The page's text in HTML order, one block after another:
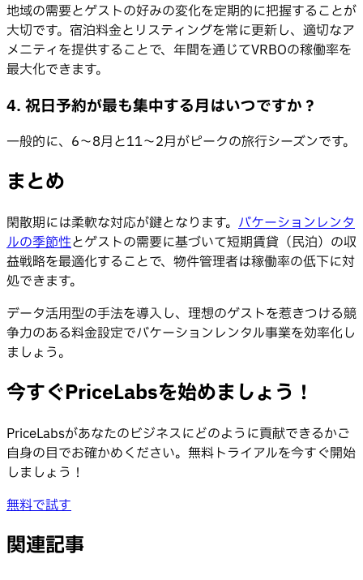
地域の需要とゲストの好みの変化を定期的に把握することが
大切です。宿泊料金とリスティングを常に更新し、適切なア
メニティを提供することで、年間を通じてVRBOの稼働率を
最大化できます。
4. 祝日予約が最も集中する月はいつですか？
一般的に、6〜8月と11〜2月がピークの旅行シーズンです。
まとめ
閑散期には柔軟な対応が鍵となります。 バケーションレンタ
ルの季節性とゲストの需要に基づいて短期賃貸（民泊）の収
益戦略を最適化することで、物件管理者は稼働率の低下に対
処できます。
データ活用型の手法を導入し、理想のゲストを惹きつける競
争力のある料金設定でバケーションレンタル事業を効率化し
ましょう。
今すぐPriceLabsを始めましょう！
PriceLabsがあなたのビジネスにどのように貢献できるかご
自身の目でお確かめください。無料トライアルを今すぐ開始
しましょう！
無料で試す
関連記事